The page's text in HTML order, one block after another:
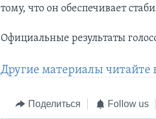
тому, что он обеспечивает
Официальные результаты
Другие материалы
Поделиться Follow us